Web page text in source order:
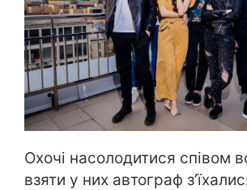
Охочі насолодитися співом
взяти у них автограф